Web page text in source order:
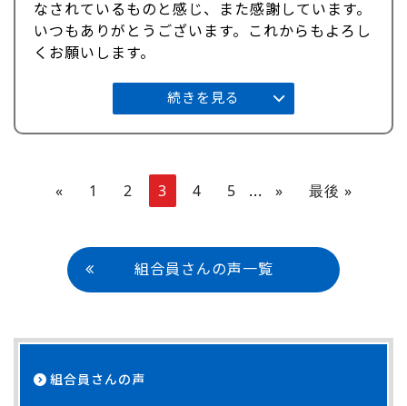
なされているものと感じ、また感謝しています。
いつもありがとうございます。これからもよろし
くお願いします。
続きを見る
« 1 2 3 4 5 ... » 最後 »
組合員さんの声一覧
組合員さんの声